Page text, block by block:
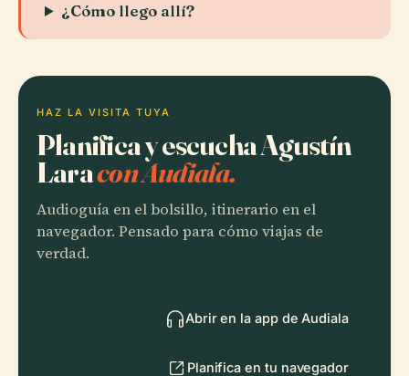
¿Cómo llego allí?
HAZ LA VISITA TUYA
Planifica y escucha Agustín
Laracon Audiala.
Audioguía en el bolsillo, itinerario en el
navegador. Pensado para cómo viajas de
verdad.
Abrir en la app de Audiala
Planifica en tu navegador